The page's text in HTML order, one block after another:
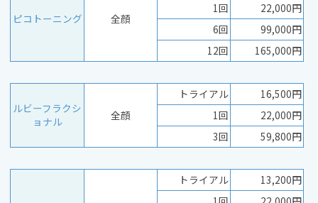
ピコトーニング 全顔
1回
22,000円
6回
99,000円
12回
165,000円
ルビーフラクシ
ョナル
全顔
トライアル
16,500円
1回
22,000円
3回
59,800円
トライアル
13,200円